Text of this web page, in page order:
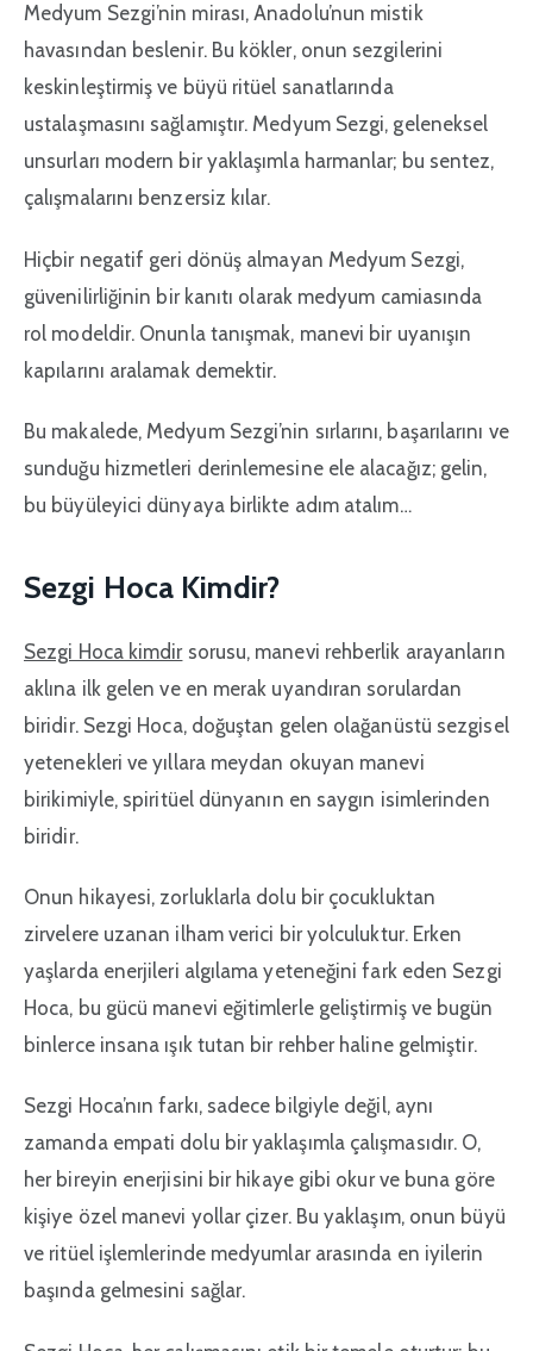
Medyum Sezgi’nin mirası, Anadolu’nun mistik
havasından beslenir. Bu kökler, onun sezgilerini
keskinleştirmiş ve büyü ritüel sanatlarında
ustalaşmasını sağlamıştır. Medyum Sezgi, geleneksel
unsurları modern bir yaklaşımla harmanlar; bu sentez,
çalışmalarını benzersiz kılar.
Hiçbir negatif geri dönüş almayan Medyum Sezgi,
güvenilirliğinin bir kanıtı olarak medyum camiasında
rol modeldir. Onunla tanışmak, manevi bir uyanışın
kapılarını aralamak demektir.
Bu makalede, Medyum Sezgi’nin sırlarını, başarılarını ve
sunduğu hizmetleri derinlemesine ele alacağız; gelin,
bu büyüleyici dünyaya birlikte adım atalım…
Sezgi Hoca Kimdir?
Sezgi Hoca kimdirsorusu, manevi rehberlik arayanların
aklına ilk gelen ve en merak uyandıran sorulardan
biridir. Sezgi Hoca, doğuştan gelen olağanüstü sezgisel
yetenekleri ve yıllara meydan okuyan manevi
birikimiyle, spiritüel dünyanın en saygın isimlerinden
biridir.
Onun hikayesi, zorluklarla dolu bir çocukluktan
zirvelere uzanan ilham verici bir yolculuktur. Erken
yaşlarda enerjileri algılama yeteneğini fark eden Sezgi
Hoca, bu gücü manevi eğitimlerle geliştirmiş ve bugün
binlerce insana ışık tutan bir rehber haline gelmiştir.
Sezgi Hoca’nın farkı, sadece bilgiyle değil, aynı
zamanda empati dolu bir yaklaşımla çalışmasıdır. O,
her bireyin enerjisini bir hikaye gibi okur ve buna göre
kişiye özel manevi yollar çizer. Bu yaklaşım, onun büyü
ve ritüel işlemlerinde medyumlar arasında en iyilerin
başında gelmesini sağlar.